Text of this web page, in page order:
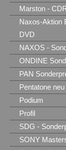
Marston -
Naxos-Aktion
DVD
NAXOS -
ONDINE
PAN
Pentatone neu
Podium
Profil
SDG -
SONY